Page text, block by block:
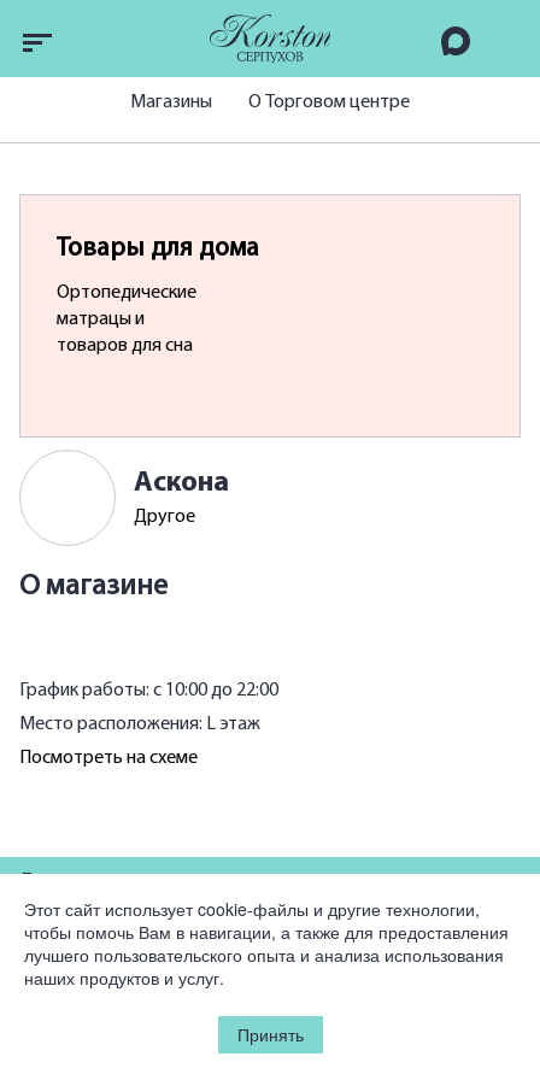
Магазины О Торговом центре
Товары для дома
Ортопедические
матрацы и
товаров для сна
Аскона
Другое
О магазине
График работы: с 10:00 до 22:00
Место расположения: L этаж
Посмотреть на схеме
Компания
Юридическая информация
Этот сайт использует cookie-файлы и другие технологии,
чтобы помочь Вам в навигации, а также для предоставления
лучшего пользовательского опыта и анализа использования
наших продуктов и услуг.
Принять